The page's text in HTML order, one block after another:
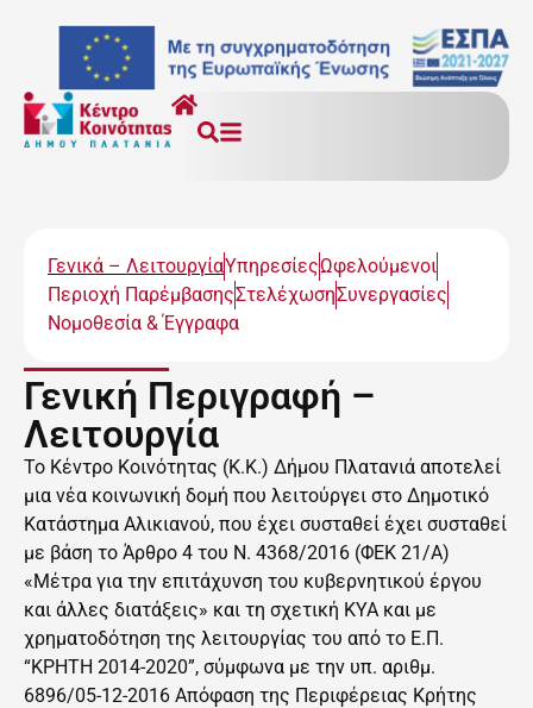
Γενικά – ΛειτουργίαΥπηρεσίεςΩφελούμενοι
Περιοχή ΠαρέμβασηςΣτελέχωσηΣυνεργασίες
Νομοθεσία & Έγγραφα
Γενική Περιγραφή –
Λειτουργία
Το Κέντρο Κοινότητας (Κ.Κ.) Δήμου Πλατανιά αποτελεί
μια νέα κοινωνική δομή που λειτούργει στο Δημοτικό
Κατάστημα Αλικιανού, που έχει συσταθεί έχει συσταθεί
με βάση το Άρθρο 4 του Ν. 4368/2016 (ΦΕΚ 21/Α)
«Μέτρα για την επιτάχυνση του κυβερνητικού έργου
και άλλες διατάξεις» και τη σχετική ΚΥΑ και με
χρηματοδότηση της λειτουργίας του από το Ε.Π.
“ΚΡΗΤΗ 2014-2020”, σύμφωνα με την υπ. αριθμ.
6896/05-12-2016 Απόφαση της Περιφέρειας Κρήτης